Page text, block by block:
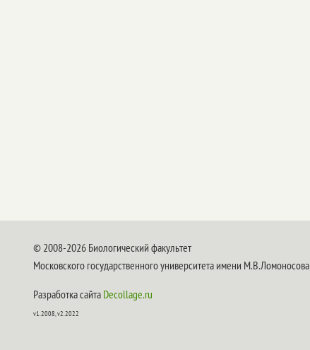
© 2008-2026 Биологический факультет
Московского государственного университета имени М.В.Ломоносова
Разработка сайта Decollage.ru
v1.2008, v2.2022